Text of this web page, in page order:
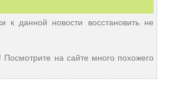
к данной новости восстановить не
Посмотрите на сайте много похожего